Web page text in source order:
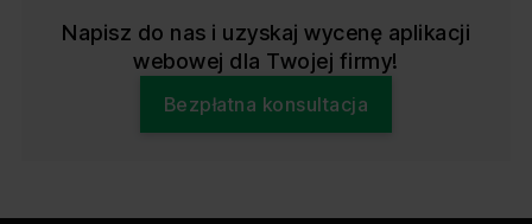
Napisz do nas i uzyskaj wycenę aplikacji
webowej dla Twojej firmy!
Bezpłatna konsultacja